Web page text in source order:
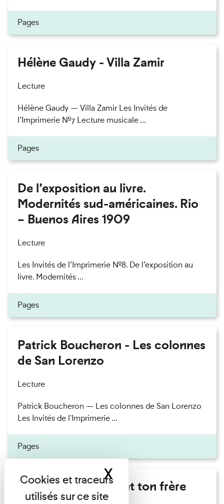
Pages
Hélène Gaudy - Villa Zamir
Lecture
Hélène Gaudy — Villa Zamir Les Invités de
l’Imprimerie n°7 Lecture musicale ...
Pages
De l’exposition au livre.
Modernités sud-américaines. Rio
– Buenos Aires 1909
Lecture
Les Invités de l’Imprimerie n°8. De l’exposition au
livre. Modernités ...
Pages
Patrick Boucheron - Les colonnes
de San Lorenzo
Lecture
Patrick Boucheron — Les colonnes de San Lorenzo
Les Invités de l'Imprimerie ...
Pages
Marie Cosnay - Toi et ton frère
XMasquer le